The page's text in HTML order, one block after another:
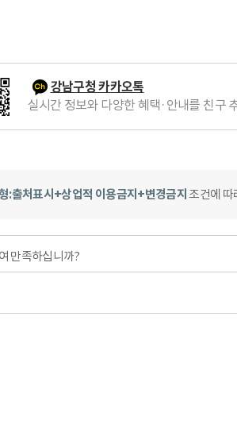
강남구청 카카오톡
실시간 정보와 다양한 혜택·안내를 친구
:출처표시+상업적 이용금지+변경금지조건에 따
만족하십니까?